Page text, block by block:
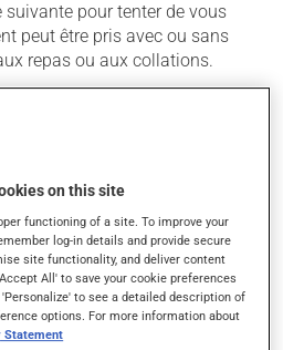
suivante pour tenter de vous
peut être pris avec ou sans
repas ou aux collations.
ce produit peut à
effets indésirables (effets
:
de tête;
des boutons et de la rougeur
on this site
functioning of a site. To improve your
log-in details and provide secure
site functionality, and deliver content
All' to save your cookie preferences
to see a detailed description of
options. For more information about
Statement